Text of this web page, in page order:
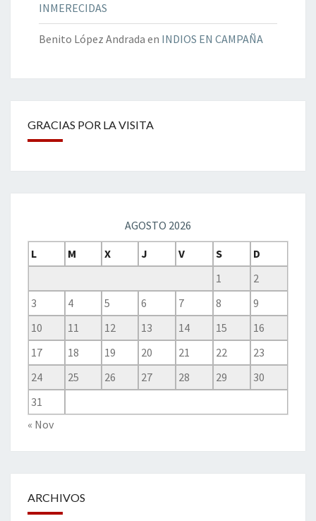
INMERECIDAS
Benito López Andrada en INDIOS EN CAMPAÑA
GRACIAS POR LA VISITA
AGOSTO 2026
L
M X J V S
D
1
2
3
4 5 6 7 8
9
10
11 12 13 14 15
16
17
18 19 20 21 22
23
24
25 26 27 28 29
30
31
« Nov
ARCHIVOS